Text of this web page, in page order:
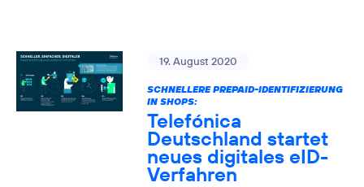
19. August 2020
SCHNELLERE PREPAID-IDENTIFIZIERUNG
IN SHOPS:
Telefónica
Deutschland startet
neues digitales eID-
Verfahren